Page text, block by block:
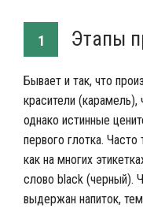
1 Этапы
Бывает и так, что
красители
однако истинные
первого глотка.
как на многих
слово black (черный).
выдержан напиток,